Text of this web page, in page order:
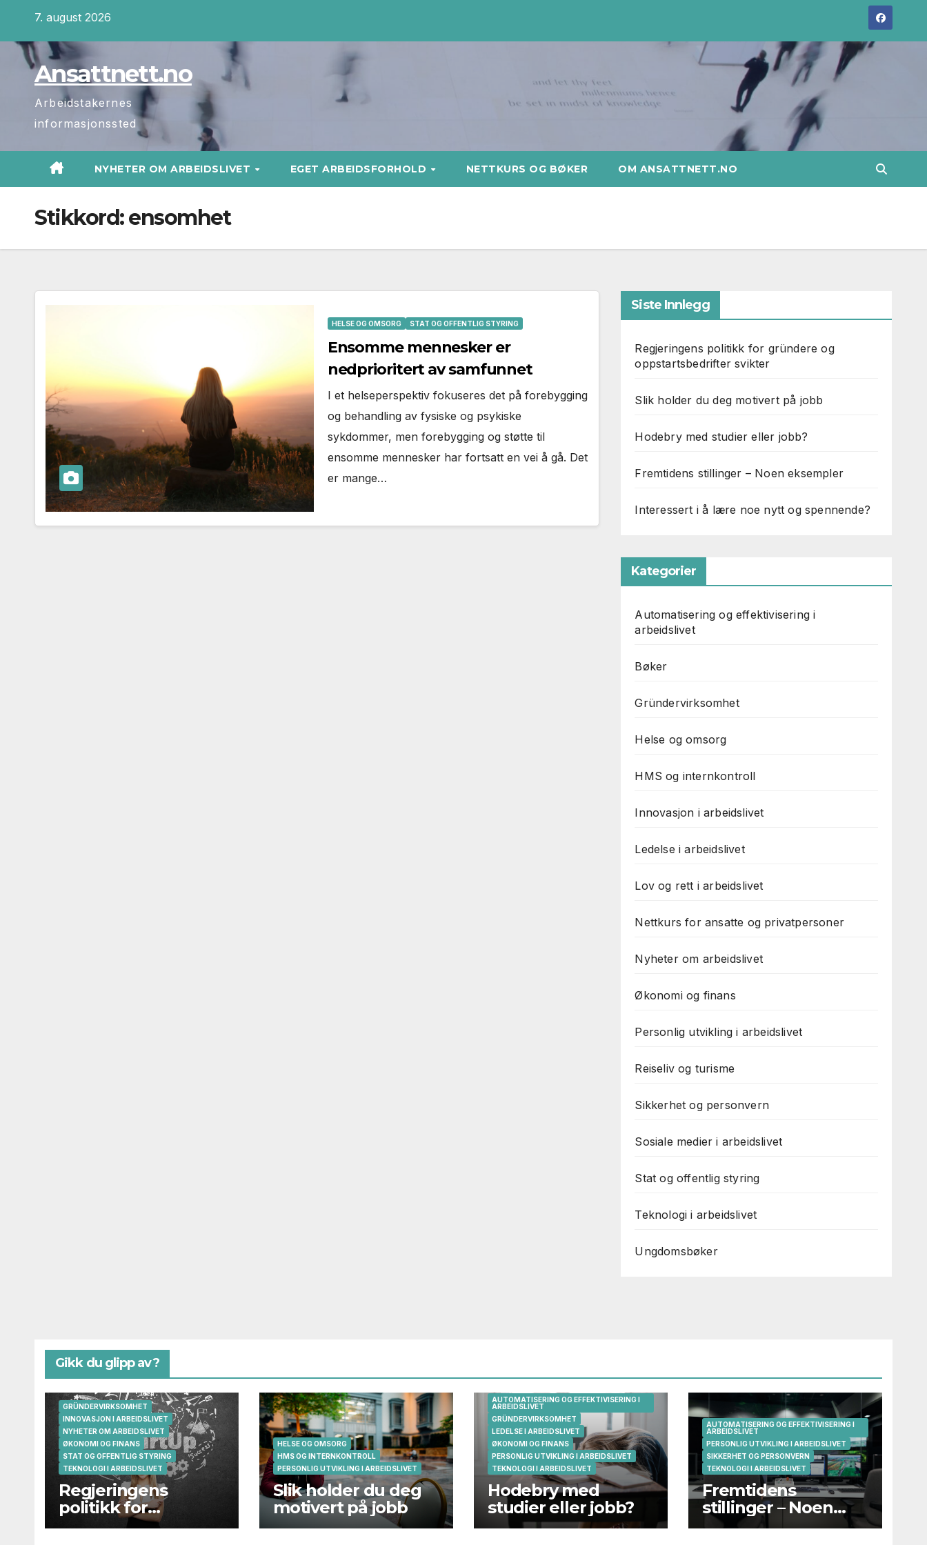
content
7. august 2026
Ansattnett.no
Arbeidstakernes
informasjonssted
NYHETER OM ARBEIDSLIVET EGET ARBEIDSFORHOLD NETTKURS OG BØKER OM ANSATTNETT.NO
Stikkord:ensomhet
HELSE OG OMSORG STAT OG OFFENTLIG STYRING
Ensomme mennesker er
nedprioritert av samfunnet
I et helseperspektiv fokuseres det på forebygging
og behandling av fysiske og psykiske
sykdommer, men forebygging og støtte til
ensomme mennesker har fortsatt en vei å gå. Det
er mange…
Siste Innlegg
Regjeringens politikk for gründere og
oppstartsbedrifter svikter
Slik holder du deg motivert på jobb
Hodebry med studier eller jobb?
Fremtidens stillinger – Noen eksempler
Interessert i å lære noe nytt og spennende?
Kategorier
Automatisering og effektivisering i
arbeidslivet
Bøker
Gründervirksomhet
Helse og omsorg
HMS og internkontroll
Innovasjon i arbeidslivet
Ledelse i arbeidslivet
Lov og rett i arbeidslivet
Nettkurs for ansatte og privatpersoner
Nyheter om arbeidslivet
Økonomi og finans
Personlig utvikling i arbeidslivet
Reiseliv og turisme
Sikkerhet og personvern
Sosiale medier i arbeidslivet
Stat og offentlig styring
Teknologi i arbeidslivet
Ungdomsbøker
Gikk du glipp av?
GRÜNDERVIRKSOMHET
INNOVASJON I ARBEIDSLIVET
NYHETER OM ARBEIDSLIVET
ØKONOMI OG FINANS
STAT OG OFFENTLIG STYRING
TEKNOLOGI I ARBEIDSLIVET
Regjeringens
politikk for
gründere og
HELSE OG OMSORG
HMS OG INTERNKONTROLL
PERSONLIG UTVIKLING I ARBEIDSLIVET
Slik holder du deg
motivert på jobb
AUTOMATISERING OG EFFEKTIVISERING I
ARBEIDSLIVET
GRÜNDERVIRKSOMHET
LEDELSE I ARBEIDSLIVET
ØKONOMI OG FINANS
PERSONLIG UTVIKLING I ARBEIDSLIVET
TEKNOLOGI I ARBEIDSLIVET
Hodebry med
studier eller jobb?
AUTOMATISERING OG EFFEKTIVISERING I
ARBEIDSLIVET
PERSONLIG UTVIKLING I ARBEIDSLIVET
SIKKERHET OG PERSONVERN
TEKNOLOGI I ARBEIDSLIVET
Fremtidens
stillinger – Noen
eksempler